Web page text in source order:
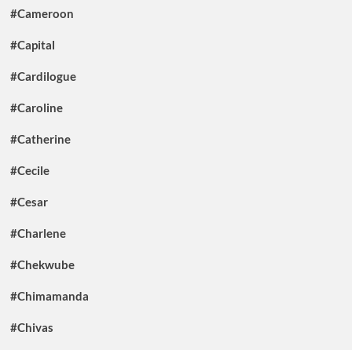
#Cameroon
#Capital
#Cardilogue
#Caroline
#Catherine
#Cecile
#Cesar
#Charlene
#Chekwube
#Chimamanda
#Chivas